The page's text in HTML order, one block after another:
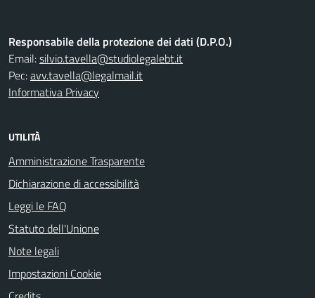
Responsabile della protezione dei dati (D.P.O.)
Email:silvio.tavella@studiolegalebt.it
Pec:avv.tavella@legalmail.it
Informativa Privacy
UTILITÀ
Amministrazione Trasparente
Dichiarazione di accessibilità
Leggi le FAQ
Statuto dell'Unione
Note legali
Impostazioni Cookie